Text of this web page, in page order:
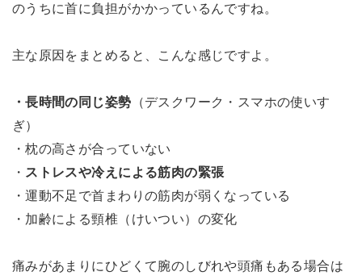
のうちに首に負担がかかっているんですね。
主な原因をまとめると、こんな感じですよ。
・長時間の同じ姿勢 （デスクワーク・スマホの使いす
ぎ）
・枕の高さが合っていない
・ ストレスや冷えによる筋肉の緊張
・運動不足で首まわりの筋肉が弱くなっている
・加齢による頸椎（けいつい）の変化
痛みがあまりにひどくて腕のしびれや頭痛もある場合は